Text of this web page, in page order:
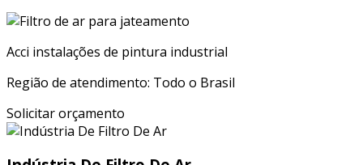
Acci instalações de pintura industrial
Região de atendimento: Todo o Brasil
Solicitar orçamento